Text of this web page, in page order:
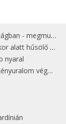
a 15 legjobbat
cicát Kisorosziban
nyaral
végét jelentette